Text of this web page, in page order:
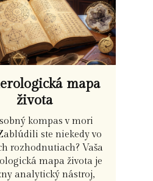
mapa
života
kompas v mori
ste niekedy vo
rozhodnutiach? Vaša
mapa života je
analytický nástroj,